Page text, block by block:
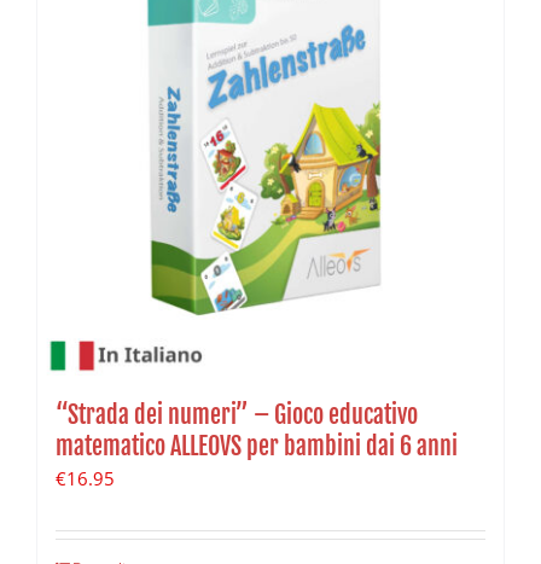
“Strada dei numeri” – Gioco educativo
matematico ALLEOVS per bambini dai 6 anni
€16.95